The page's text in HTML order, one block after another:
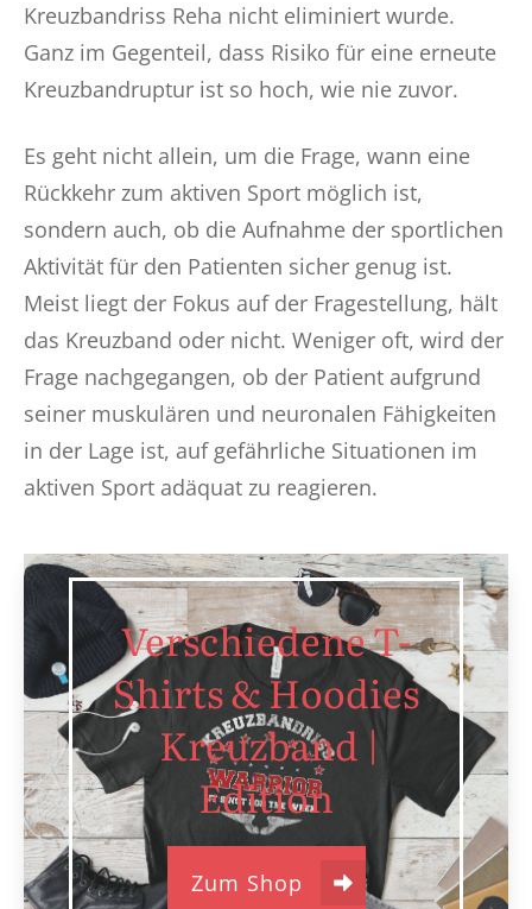
Kreuzbandriss Reha nicht eliminiert wurde.
Ganz im Gegenteil, dass Risiko für eine erneute
Kreuzbandruptur ist so hoch, wie nie zuvor.
Es geht nicht allein, um die Frage, wann eine
Rückkehr zum aktiven Sport möglich ist,
sondern auch, ob die Aufnahme der sportlichen
Aktivität für den Patienten sicher genug ist.
Meist liegt der Fokus auf der Fragestellung, hält
das Kreuzband oder nicht. Weniger oft, wird der
Frage nachgegangen, ob der Patient aufgrund
seiner muskulären und neuronalen Fähigkeiten
in der Lage ist, auf gefährliche Situationen im
aktiven Sport adäquat zu reagieren.
Verschiedene T-
Shirts & Hoodies
Kreuzband |
Edition
Zum Shop